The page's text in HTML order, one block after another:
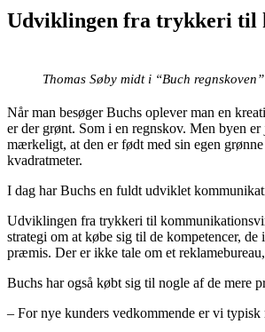
Udviklingen fra trykkeri til
Thomas Søby midt i “Buch regnskoven”
Når man besøger Buchs oplever man en
er der grønt. Som i en regnskov. Men byen
mærkeligt, at den er født med sin egen
kvadratmeter.
I dag har Buchs en fuldt udviklet
Udviklingen fra trykkeri til
strategi om at købe sig til de kompetencer,
præmis. Der er ikke tale om et
Buchs har også købt sig til nogle af de mere
– For nye kunders vedkommende er vi